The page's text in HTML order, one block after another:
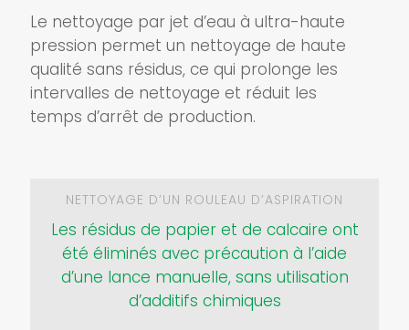
Le nettoyage par jet d’eau à ultra-haute
pression permet un nettoyage de haute
qualité sans résidus, ce qui prolonge les
intervalles de nettoyage et réduit les
temps d’arrêt de production.
NETTOYAGE D’UN ROULEAU D’ASPIRATION
Les résidus de papier et de calcaire ont
été éliminés avec précaution à l’aide
d’une lance manuelle, sans utilisation
d’additifs chimiques